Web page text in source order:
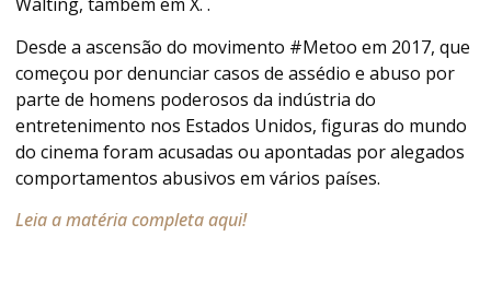
Desde a ascensão do movimento #Metoo em 2017, que
começou por denunciar casos de assédio e abuso por
parte de homens poderosos da indústria do
entretenimento nos Estados Unidos, figuras do mundo
do cinema foram acusadas ou apontadas por alegados
comportamentos abusivos em vários países.
Leia a matéria completa aqui!